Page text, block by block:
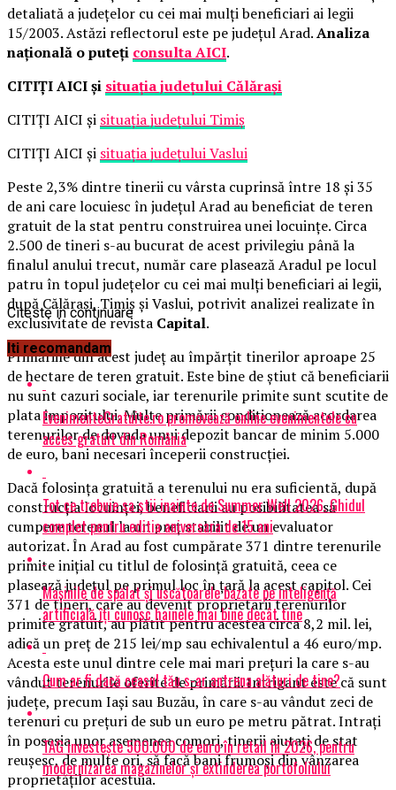
detaliată a judeţelor cu cei mai mulţi beneficiari ai legii
15/2003. Astăzi reflectorul este pe judeţul Arad.Analiza
naţională o puteţi consulta AICI.
CITIŢI AICI şi situaţia judeţului Călăraşi
CITIŢI AICI şi situaţia judeţului Timiş
CITIŢI AICI şi situaţia judeţului Vaslui
Peste 2,3% dintre tinerii cu vârsta cuprinsă între 18 şi 35
de ani care locuiesc în judeţul Arad au beneficiat de teren
gratuit de la stat pentru construirea unei locuinţe. Circa
2.500 de tineri s-au bucurat de acest privilegiu până la
finalul anului trecut, număr care plasează Aradul pe locul
patru în topul judeţelor cu cei mai mulţi beneficiari ai legii,
după Călăraşi, Timiş şi Vaslui, potrivit analizei realizate în
exclusivitate de revista Capital.
Primăriile din acest judeţ au împărţit tinerilor aproape 25
de hectare de teren gratuit. Este bine de ştiut că beneficiarii
nu sunt cazuri sociale, iar terenurile primite sunt scutite de
plata impozitului. Multe primării condiţionează acordarea
terenurilor de dovada unui depozit bancar de minim 5.000
de euro, bani necesari începerii construcţiei.
Dacă folosinţa gratuită a terenului nu era suficientă, după
construcţia locuinţei, beneficiarii au posibilitatea să
cumpere terenul la un preţ stabilit de un evaluator
autorizat. În Arad au fost cumpărate 371 dintre terenurile
primite iniţial cu titlul de folosinţă gratuită, ceea ce
plasează judeţul pe primul loc în ţară la acest capitol. Cei
371 de tineri, care au devenit proprietarii terenurilor
primite gratuit, au plătit pentru acestea circa 8,2 mil. lei,
adică un preţ de 215 lei/mp sau echivalentul a 46 euro/mp.
Acesta este unul dintre cele mai mari preţuri la care s-au
vândut terenurile oferite de primării. Intrigant este că sunt
judeţe, precum Iaşi sau Buzău, în care s-au vândut zeci de
terenuri cu preţuri de sub un euro pe metru pătrat. Intraţi
în posesia unor asemenea comori, tinerii ajutaţi de stat
reuşesc, de multe ori, să facă bani frumoşi din vânzarea
proprietăţilor acestuia.
Citeste in continuare
Iti recomandam
EvenimenteGratuite.ro promovează online evenimentele cu
acces gratuit din România
Tot ce trebuie sa stii inainte de Summer Well 2026. Ghidul
complet pentru editia aniversara de 15 ani
Mașinile de spălat și uscătoarele bazate pe inteligență
artificială îți cunosc hainele mai bine decât tine
Cum ar fi dacă ceasul tău s-ar antrena alături de tine?
TAG investește 500.000 de euro în retail în 2026, pentru
modernizarea magazinelor și extinderea portofoliului